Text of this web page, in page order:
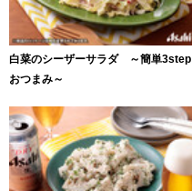
白菜のシーザーサラダ ～簡単3step
おつまみ～